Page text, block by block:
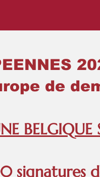
de
signatures